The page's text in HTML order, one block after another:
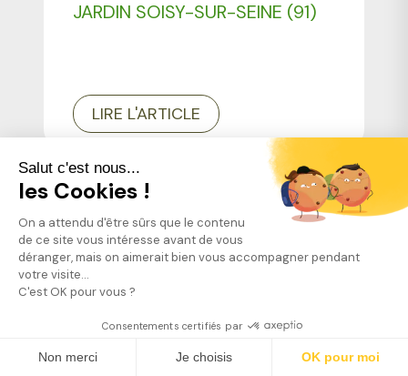
Salut c'est nous...
les Cookies !
On a attendu d'être sûrs que le contenu
de ce site vous intéresse avant de vous
déranger, mais on aimerait bien vous accompagner pendant
votre visite...
C'est OK pour vous ?
Consentements certifiés par
Non merci Je choisis OK pour moi
Trouver mon jardinier
JARDIN SOISY-SUR-SEINE (91)
LIRE L'ARTICLE
L'ENTRETIEN DE JARDIN